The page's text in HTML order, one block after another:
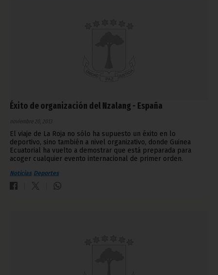
Éxito de organización del Nzalang - España
noviembre 20, 2013
El viaje de La Roja no sólo ha supuesto un éxito en lo
deportivo, sino también a nivel organizativo, donde Guinea
Ecuatorial ha vuelto a demostrar que está preparada para
acoger cualquier evento internacional de primer orden.
Noticias Deportes